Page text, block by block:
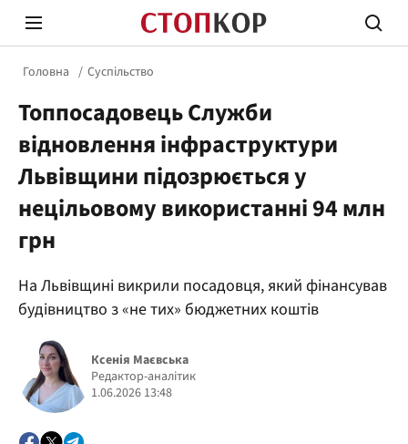
Стоп Політичній Корупції
Політика
Головна Суспільство
Топпосадовець Служби
відновлення інфраструктури
Львівщини підозрюється у
нецільовому використанні 94 млн
грн
На Львівщині викрили посадовця, який фінансував
будівництво з «не тих» бюджетних коштів
Ксенія Маєвська
Редактор-аналітик
1.06.2026 13:48